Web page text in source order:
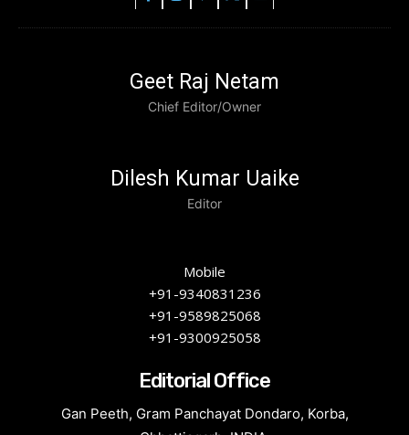
Geet Raj Netam
Chief Editor/Owner
Dilesh Kumar Uaike
Editor
Mobile
+91-9340831236
+91-9589825068
+91-9300925058
Editorial Office
Gan Peeth, Gram Panchayat Dondaro, Korba,